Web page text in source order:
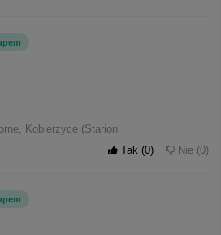
Kobierzyce (Starion
Tak 0 Nie 0